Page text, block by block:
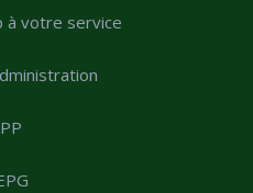
à votre service